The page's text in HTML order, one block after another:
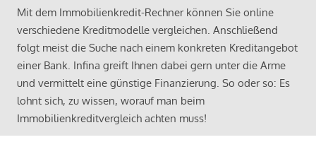
Mit dem Immobilienkredit-Rechner können Sie online
verschiedene Kreditmodelle vergleichen. Anschließend
folgt meist die Suche nach einem konkreten Kreditangebot
einer Bank. Infina greift Ihnen dabei gern unter die Arme
und vermittelt eine günstige Finanzierung. So oder so: Es
lohnt sich, zu wissen, worauf man beim
Immobilienkreditvergleich achten muss!